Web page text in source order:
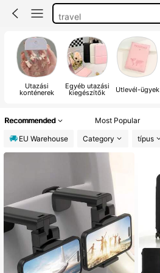
travel
bőröndhuzat
Utazási
konténerek
Egyéb utazási
kiegészítők Útlevél-ügyek
Recommended Most Popular
EU Warehouse
Category típus